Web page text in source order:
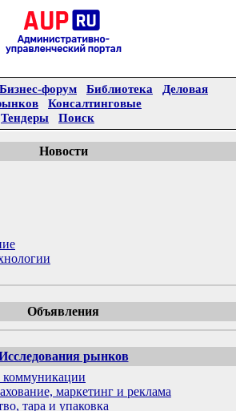
Бизнес-форум Библиотека
Деловая
Консалтинговые
Тендеры Поиск
Новости
Объявления
рынков
коммуникации
маркетинг и реклама
тара и упаковка